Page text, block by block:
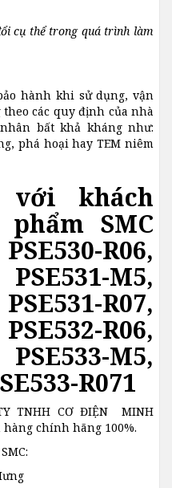
cụ thể trong quá trình làm
hành khi sử dụng, vận
các quy định của nhà
bất khả kháng như:
phá hoại hay TEM niêm
khách
SMC
R06,
M5,
R07,
R06,
M5,
R071
TNHH CƠ ĐIỆN MINH
hàng chính hãng 100%.